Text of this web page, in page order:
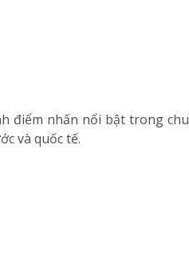
điểm nhấn nổi bật trong
và quốc tế.